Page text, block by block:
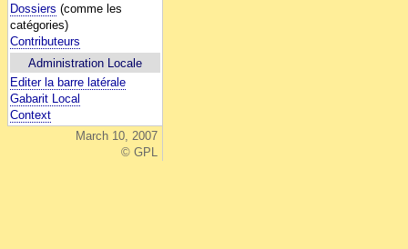
Dossiers (comme les
catégories)
Contributeurs
Administration Locale
Editer la barre latérale
Gabarit Local
Context
March 10, 2007
© GPL